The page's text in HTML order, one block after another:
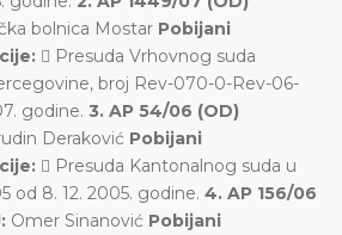
bolnica Mostar Pobijani
 Presuda Vrhovnog suda
broj Rev-070-0-Rev-06-
godine. 3. AP 54/06 (OD)
Deraković Pobijani
 Presuda Kantonalnog suda u
od 8. 12. 2005. godine. 4. AP 156/06
Omer Sinanović Pobijani